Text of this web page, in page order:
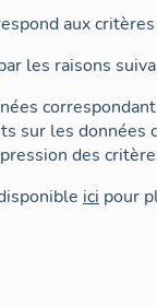
aux
les raisons
sur les données
des
ici pour